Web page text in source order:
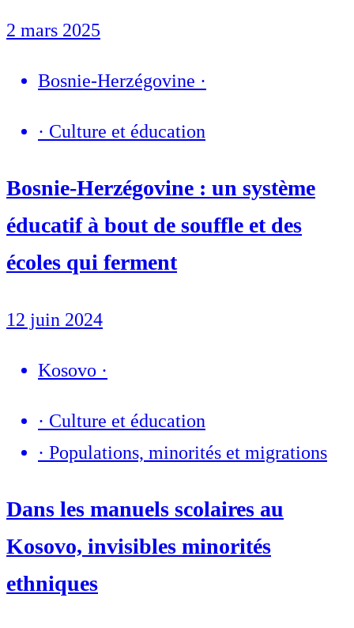
2 mars 2025
Bosnie-Herzégovine ·
· Culture et éducation
Bosnie-Herzégovine : un système
éducatif à bout de souffle et des
écoles qui ferment
12 juin 2024
Kosovo ·
· Culture et éducation
· Populations, minorités et migrations
Dans les manuels scolaires au
Kosovo, invisibles minorités
ethniques